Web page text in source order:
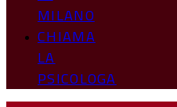
MILANO
CHIAMA
LA
PSICOLOGA